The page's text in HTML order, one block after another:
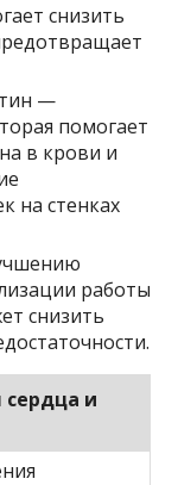
снизить
—
помогает
в крови и
на стенках
работы
снизить
и